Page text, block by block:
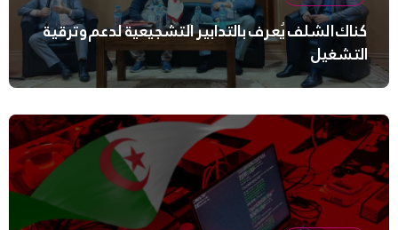
كناك الشلف يُعرف بالتدابير التشجيعية لدعم وترقية
التشغيل